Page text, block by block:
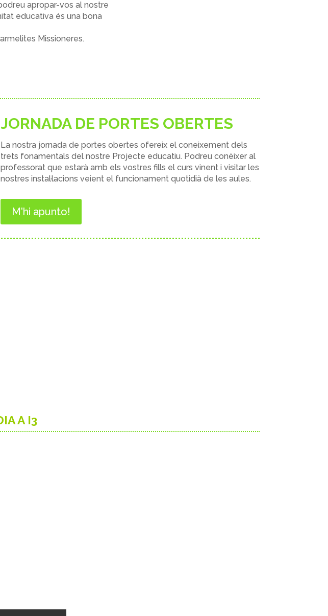
apropar-vos al nostre
educativa és una bona
Missioneres.
JORNADA DE PORTES OBERTES
La nostra jornada de portes obertes ofereix el coneixement dels
trets fonamentals del nostre Projecte educatiu. Podreu conèixer al
professorat que estarà amb els vostres fills el curs vinent i visitar les
nostres instal·lacions veient el funcionament quotidià de les aules.
M'hi apunto!
I3